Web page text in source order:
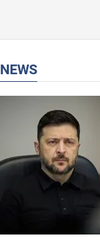
NEWS